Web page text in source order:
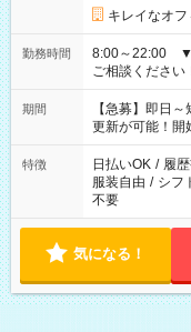
キレイなオ
勤務時間
8:00～22:00
ご相談ください
期間
【急募】即日
更新が可能！開
特徴 日払いOK / 履
服装自由 / シフ
不要
気になる！